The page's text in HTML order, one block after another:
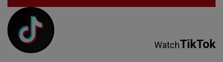
WatchTikTok